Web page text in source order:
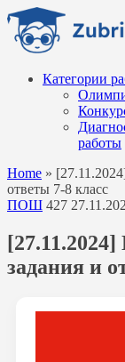
Перейти
содержанию
Категории
работы
Home »
ответы 7-8 класс
ПОШ 427
задания и